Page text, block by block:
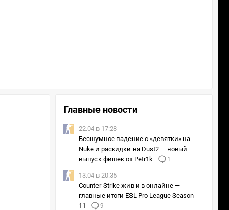
Главные новости
22.04 в 17:28
Бесшумное падение с «девятки» на
Nuke и раскидки на Dust2 — новый
выпуск фишек от Petr1k
1
13.04 в 20:35
Counter-Strike жив и в онлайне —
главные итоги ESL Pro League Season
11
9